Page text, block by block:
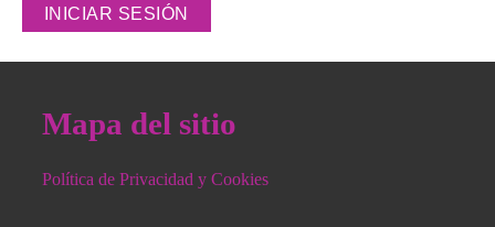
Mapa del sitio
Política de Privacidad y Cookies